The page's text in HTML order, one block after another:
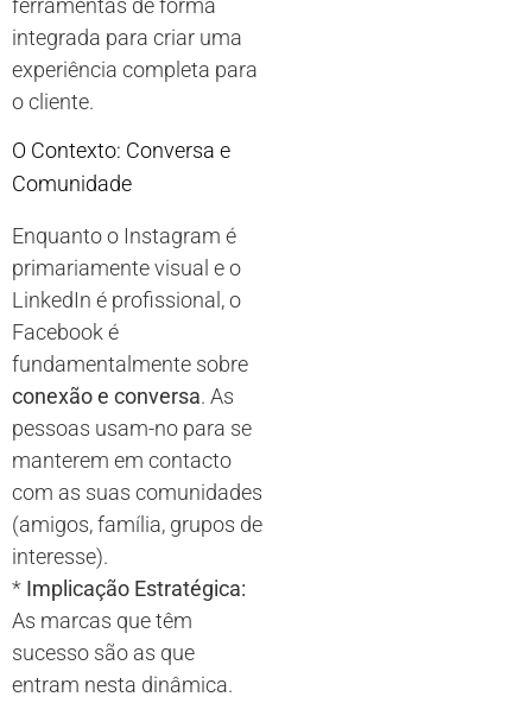
ferramentas de forma
integrada para criar uma
experiência completa para
o cliente.
O Contexto: Conversa e
Comunidade
Enquanto o Instagram é
primariamente visual e o
LinkedIn é profissional, o
Facebook é
fundamentalmente sobre
conexão e conversa. As
pessoas usam-no para se
manterem em contacto
com as suas comunidades
(amigos, família, grupos de
interesse).
* Implicação Estratégica:
As marcas que têm
sucesso são as que
entram nesta dinâmica.